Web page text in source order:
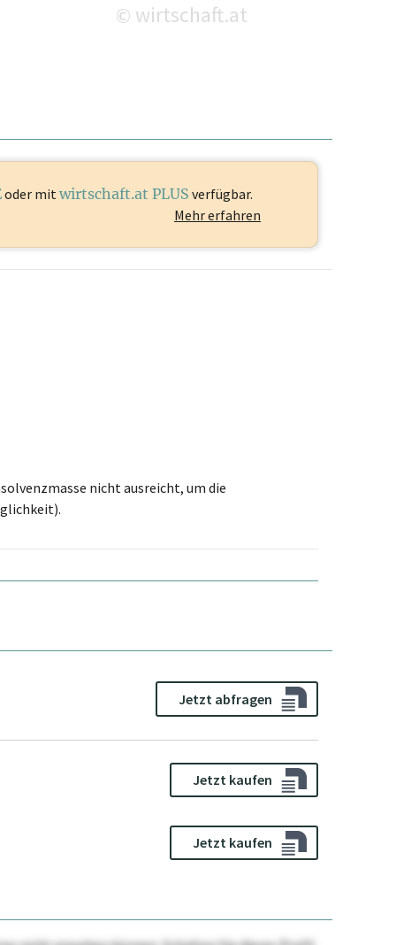
© wirtschaft.at
oder mitwirtschaft.at PLUS verfügbar.
Mehr erfahren
nicht ausreicht, um die
Jetzt abfragen
Jetzt kaufen
Jetzt kaufen